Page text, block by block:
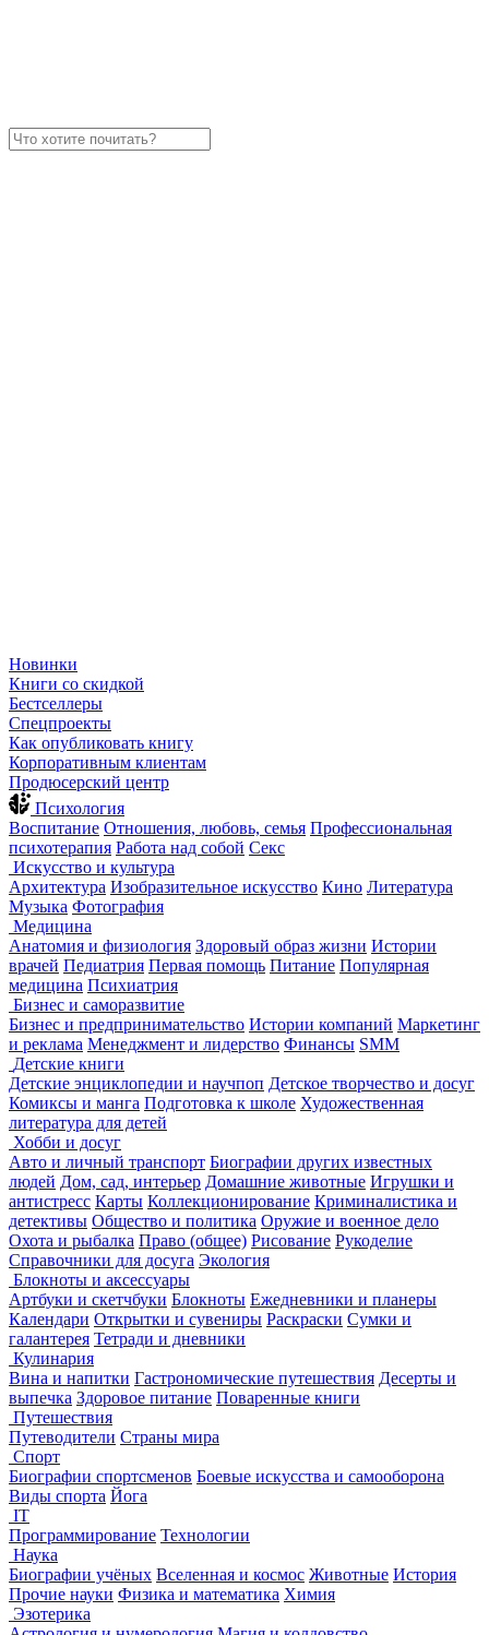
Новинки
Книги со скидкой
Бестселлеры
Спецпроекты
Как опубликовать книгу
Корпоративным клиентам
Продюсерский центр
Психология
Воспитание Отношения, любовь, семья Профессиональная
психотерапия Работа над собой Секс
Искусство и культура
Архитектура Изобразительное искусство Кино Литература
Музыка Фотография
Медицина
Анатомия и физиология Здоровый образ жизни Истории
врачей Педиатрия Первая помощь Питание Популярная
медицина Психиатрия
Бизнес и саморазвитие
Бизнес и предпринимательство Истории компаний Маркетинг
и реклама Менеджмент и лидерство Финансы SMM
Детские книги
Детские энциклопедии и научпоп Детское творчество и досуг
Комиксы и манга Подготовка к школе Художественная
литература для детей
Хобби и досуг
Авто и личный транспорт Биографии других известных
людей Дом, сад, интерьер Домашние животные Игрушки и
антистресс Карты Коллекционирование Криминалистика и
детективы Общество и политика Оружие и военное дело
Охота и рыбалка Право (общее) Рисование Рукоделие
Справочники для досуга Экология
Блокноты и аксессуары
Артбуки и скетчбуки Блокноты Ежедневники и планеры
Календари Открытки и сувениры Раскраски Сумки и
галантерея Тетради и дневники
Кулинария
Вина и напитки Гастрономические путешествия Десерты и
выпечка Здоровое питание Поваренные книги
Путешествия
Путеводители Страны мира
Спорт
Биографии спортсменов Боевые искусства и самооборона
Виды спорта Йога
IT
Программирование Технологии
Наука
Биографии учёных Вселенная и космос Животные История
Прочие науки Физика и математика Химия
Эзотерика